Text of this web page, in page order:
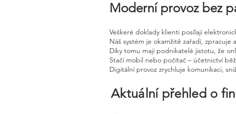
Moderní provoz bez
Veškeré doklady klienti posílají
Náš systém je okamžitě zařadí,
Díky tomu mají podnikatelé jistotu, že
Stačí mobil nebo počítač – účetnictví
Digitální provoz zrychluje komunikaci,
Aktuální přehled o